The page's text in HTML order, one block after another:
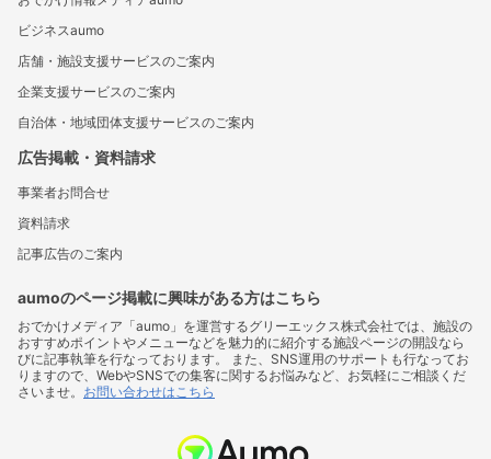
ビジネスaumo
店舗・施設支援サービスのご案内
企業支援サービスのご案内
自治体・地域団体支援サービスのご案内
広告掲載・資料請求
事業者お問合せ
資料請求
記事広告のご案内
aumoのページ掲載に興味がある方はこちら
おでかけメディア「aumo」を運営するグリーエックス株式会社では、施設の
おすすめポイントやメニューなどを魅力的に紹介する施設ページの開設なら
びに記事執筆を行なっております。 また、SNS運用のサポートも行なってお
りますので、WebやSNSでの集客に関するお悩みなど、お気軽にご相談くだ
さいませ。 お問い合わせはこちら